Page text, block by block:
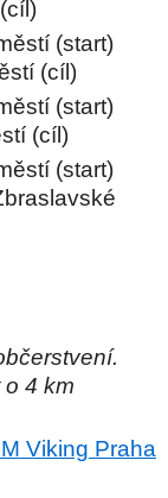
(start)
(cíl)
(start)
(cíl)
(start)
4 km
Viking Praha